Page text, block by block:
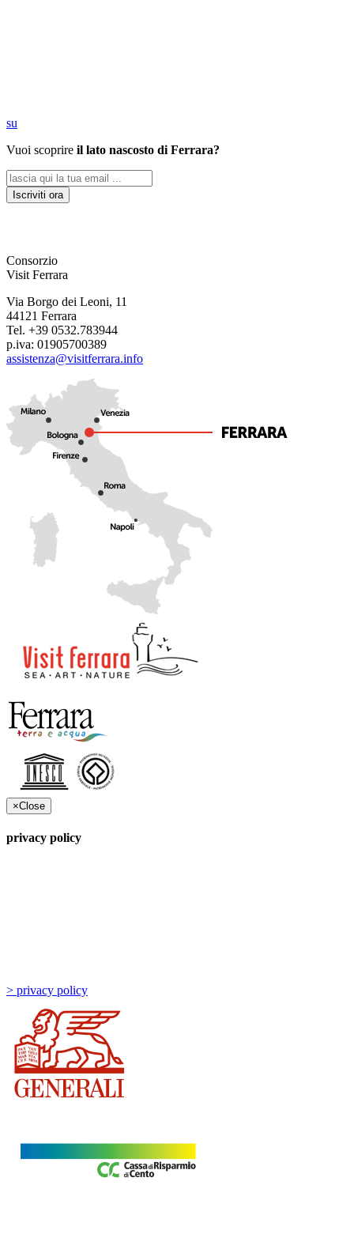
su
Vuoi scoprire il lato nascosto di Ferrara?
Iscriviti ora
Consorzio
Visit Ferrara
Via Borgo dei Leoni, 11
44121 Ferrara
Tel. +39 0532.783944
p.iva: 01905700389
assistenza@visitferrara.info
×Close
privacy policy
> privacy policy